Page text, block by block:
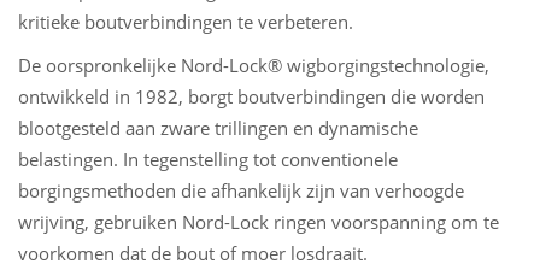
kritieke boutverbindingen te verbeteren.
De oorspronkelijke Nord-Lock® wigborgingstechnologie,
ontwikkeld in 1982, borgt boutverbindingen die worden
blootgesteld aan zware trillingen en dynamische
belastingen. In tegenstelling tot conventionele
borgingsmethoden die afhankelijk zijn van verhoogde
wrijving, gebruiken Nord-Lock ringen voorspanning om te
voorkomen dat de bout of moer losdraait.